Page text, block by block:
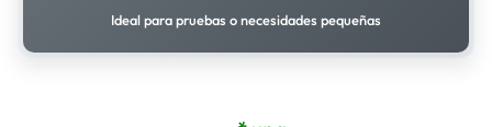
Ideal para pruebas o necesidades pequeñas